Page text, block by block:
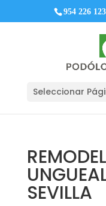
954 226 123
Seleccionar
SEVILLA